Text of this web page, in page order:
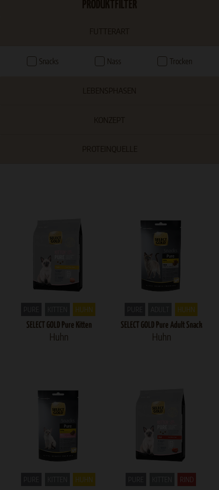
PRODUKTFILTER
FUTTERART
Snacks Nass Trocken
LEBENSPHASEN
KONZEPT
PROTEINQUELLE
HUHN
SELECT GOLD Pure Kitten
Huhn
HUHN
SELECT GOLD Pure Adult Snack
Huhn
HUHN RIND